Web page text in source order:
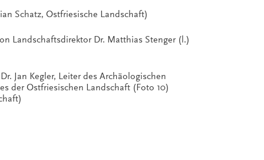
Schatz, Ostfriesische Landschaft)
Landschaftsdirektor Dr. Matthias Stenger (l.)
Jan Kegler, Leiter des Archäologischen
der Ostfriesischen Landschaft (Foto 10)